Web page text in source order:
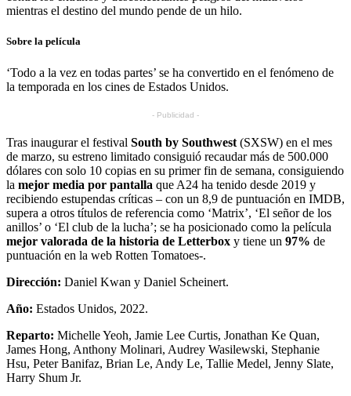
mientras el destino del mundo pende de un hilo.
Sobre la película
‘Todo a la vez en todas partes’ se ha convertido en el fenómeno de
la temporada en los cines de Estados Unidos.
- Publicidad -
Tras inaugurar el festival South by Southwest (SXSW) en el mes
de marzo, su estreno limitado consiguió recaudar más de 500.000
dólares con solo 10 copias en su primer fin de semana, consiguiendo
la mejor media por pantalla que A24 ha tenido desde 2019 y
recibiendo estupendas críticas – con un 8,9 de puntuación en IMDB,
supera a otros títulos de referencia como ‘Matrix’, ‘El señor de los
anillos’ o ‘El club de la lucha’; se ha posicionado como la película
mejor valorada de la historia de Letterbox y tiene un 97% de
puntuación en la web Rotten Tomatoes-.
Dirección: Daniel Kwan y Daniel Scheinert.
Año: Estados Unidos, 2022.
Reparto: Michelle Yeoh, Jamie Lee Curtis, Jonathan Ke Quan,
James Hong, Anthony Molinari, Audrey Wasilewski, Stephanie
Hsu, Peter Banifaz, Brian Le, Andy Le, Tallie Medel, Jenny Slate,
Harry Shum Jr.